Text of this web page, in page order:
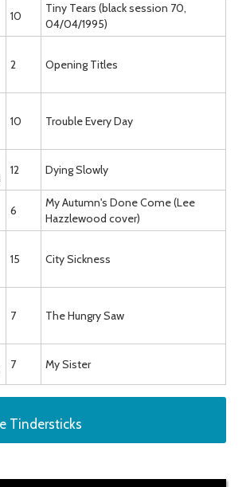
10
Tiny Tears (black session 70,
04/04/1995)
2 Opening Titles
10 Trouble Every Day
12 Dying Slowly
6
My Autumn's Done Come (Lee
Hazzlewood cover)
15 City Sickness
7 The Hungry Saw
7 My Sister
Tindersticks